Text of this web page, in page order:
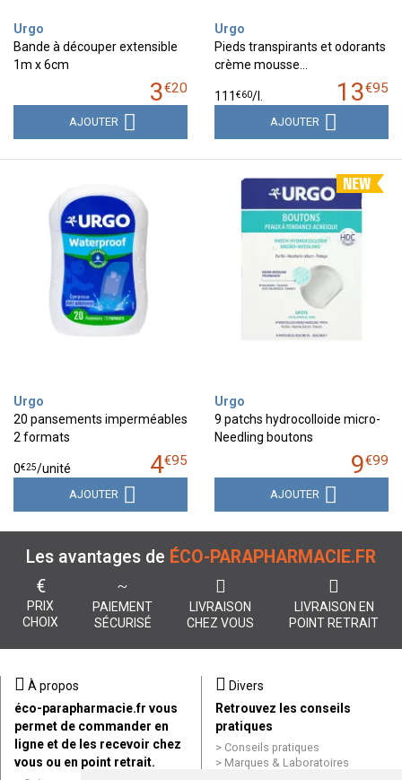
Urgo
Bande à découper extensible
1m x 6cm
3€20
AJOUTER
Urgo
Pieds transpirants et odorants
crème mousse…
13€95
111 €60/
AJOUTER
Urgo
20 pansements imperméables
2 formats
4€95
0€25/unité
AJOUTER
Urgo
9 patchs hydrocolloide micro-
Needling boutons
9€99
AJOUTER
Les avantages de ÉCO-PARAPHARMACIE.FR
€
PRIX
CHOIX
PAIEMENT
SÉCURISÉ
LIVRAISON
CHEZ VOUS
LIVRAISON EN
POINT RETRAIT
À propos
éco-parapharmacie.fr vous
permet de commander en
ligne et de les recevoir chez
vous ou en point retrait.
Divers
Retrouvez les conseils
pratiques
Conseils pratiques
Marques & Laboratoires